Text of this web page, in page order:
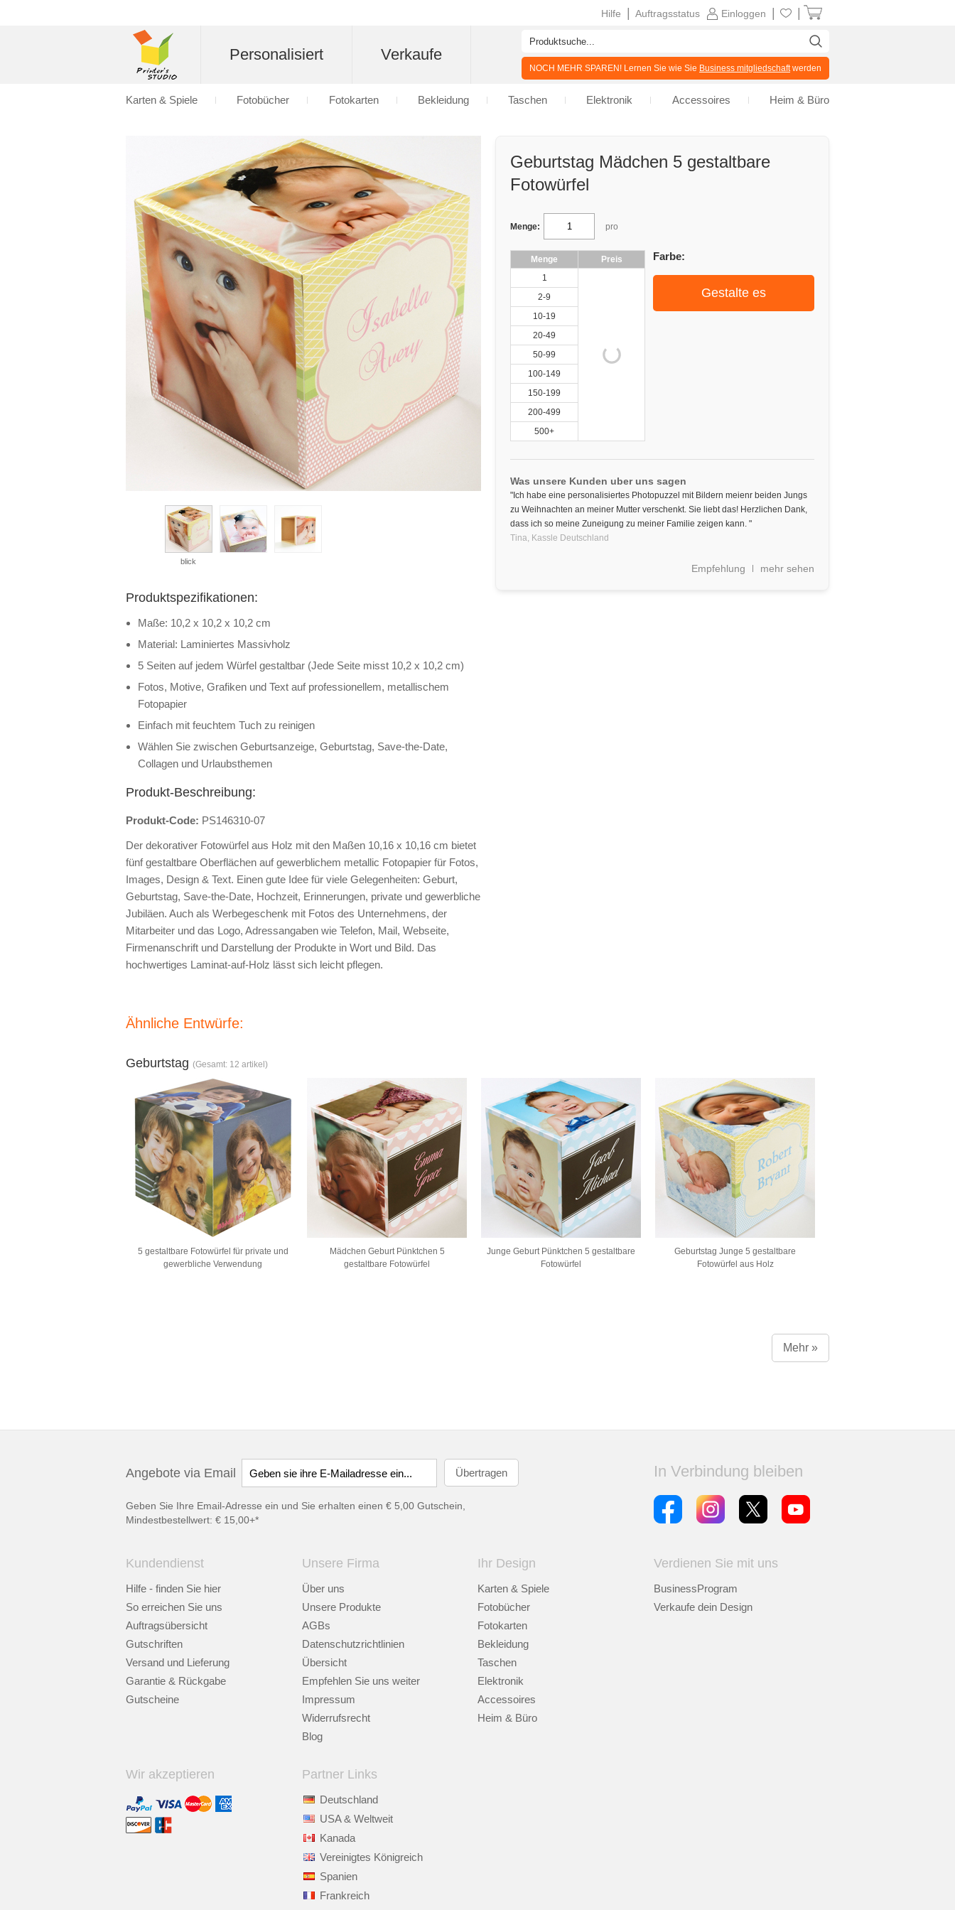
Geburtstag Mädchen 5 gestaltbare
Fotowürfel
Menge: pro
Menge
Preis
1
2-9
10-19
20-49
50-99
100-149
150-199
200-499
500+
Farbe:
Gestalte es
Was unsere Kunden uber uns sagen
"Ich habe eine personalisiertes Photopuzzel mit Bildern meienr beiden Jungs
zu Weihnachten an meiner Mutter verschenkt. Sie liebt das! Herzlichen Dank,
dass ich so meine Zuneigung zu meiner Familie zeigen kann. "
Tina, Kassle Deutschland
Empfehlung mehr sehen
blick
Produktspezifikationen:
Maße: 10,2 x 10,2 x 10,2 cm
Material: Laminiertes Massivholz
5 Seiten auf jedem Würfel gestaltbar (Jede Seite misst 10,2 x 10,2 cm)
Fotos, Motive, Grafiken und Text auf professionellem, metallischem
Fotopapier
Einfach mit feuchtem Tuch zu reinigen
Wählen Sie zwischen Geburtsanzeige, Geburtstag, Save-the-Date,
Collagen und Urlaubsthemen
Produkt-Beschreibung:
Produkt-Code: PS146310-07
Der dekorativer Fotowürfel aus Holz mit den Maßen 10,16 x 10,16 cm bietet
fünf gestaltbare Oberflächen auf gewerblichem metallic Fotopapier für Fotos,
Images, Design & Text. Einen gute Idee für viele Gelegenheiten: Geburt,
Geburtstag, Save-the-Date, Hochzeit, Erinnerungen, private und gewerbliche
Jubiläen. Auch als Werbegeschenk mit Fotos des Unternehmens, der
Mitarbeiter und das Logo, Adressangaben wie Telefon, Mail, Webseite,
Firmenanschrift und Darstellung der Produkte in Wort und Bild. Das
hochwertiges Laminat-auf-Holz lässt sich leicht pflegen.
Ähnliche Entwürfe:
Geburtstag (Gesamt: 12 artikel)
5 gestaltbare Fotowürfel für private und
gewerbliche Verwendung
Mädchen Geburt Pünktchen 5
gestaltbare Fotowürfel
Junge Geburt Pünktchen 5 gestaltbare
Fotowürfel
Geburtstag Junge 5 gestaltbare
Fotowürfel aus Holz
Mehr »
Angebote via Email
Geben Sie Ihre Email-Adresse ein und Sie erhalten einen € 5,00 Gutschein,
Mindestbestellwert: € 15,00+*
In Verbindung bleiben
Kundendienst
Hilfe - finden Sie hier
So erreichen Sie uns
Auftragsübersicht
Gutschriften
Versand und Lieferung
Garantie & Rückgabe
Gutscheine
Unsere Firma
Über uns
Unsere Produkte
AGBs
Datenschutzrichtlinien
Übersicht
Empfehlen Sie uns weiter
Impressum
Widerrufsrecht
Blog
Ihr Design
Karten & Spiele
Fotobücher
Fotokarten
Bekleidung
Taschen
Elektronik
Accessoires
Heim & Büro
Verdienen Sie mit uns
BusinessProgram
Verkaufe dein Design
Wir akzeptieren Partner Links
Deutschland
USA & Weltweit
Kanada
Vereinigtes Königreich
Spanien
Frankreich
Einloggen
Auftragsstatus
Hilfe
Personalisiert Verkaufe
NOCH MEHR SPAREN! Lernen Sie wie Sie Business mitgliedschaftwerden
Karten & Spiele Fotobücher Fotokarten Bekleidung Taschen Elektronik Accessoires Heim & Büro